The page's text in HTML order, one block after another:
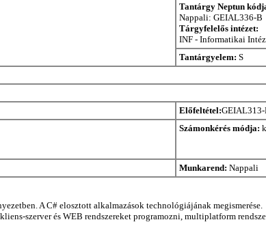
Tantárgy Neptun
Nappali: GEIAL336-B
Tárgyfelelős intézet:
INF - Informatikai
Tantárgyelem: S
Előfeltétel:GEIAL313-
Számonkérés módja:
Munkarend: Nappali
A C# elosztott alkalmazások technológiájának megismerése.
szerver és WEB rendszereket programozni, multiplatform